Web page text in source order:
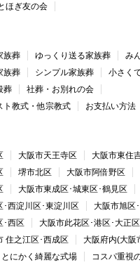
ほぎ友の会
族葬 ゆっくり送る家族葬
み
族葬
シンプル家族葬
小さく
葬
社葬・お別れの会
ト教式・他宗教式
お支払い方法
大阪市天王寺区 大阪市東住
堺市北区 大阪市阿倍野区
大阪市東成区･城東区･鶴見区
･西淀川区･東淀川区
大阪市旭区
･西区
大阪市此花区･港区･大正区
住之江区･西成区
大阪府内(大阪
とにかく綺麗な式場 コスパ重視